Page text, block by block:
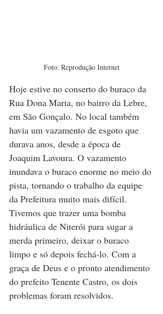
Foto: Reprodução Internet
Hoje estive no conserto do buraco da
Rua Dona Maria, no bairro da Lebre,
em São Gonçalo. No local também
havia um vazamento de esgoto que
durava anos, desde a época de
Joaquim Lavoura. O vazamento
inundava o buraco enorme no meio do
pista, tornando o trabalho da equipe
da Prefeitura muito mais difícil.
Tivemos que trazer uma bomba
hidráulica de Niterói para sugar a
merda primeiro, deixar o buraco
limpo e só depois fechá-lo. Com a
graça de Deus e o pronto atendimento
do prefeito Tenente Castro, os dois
problemas foram resolvidos.